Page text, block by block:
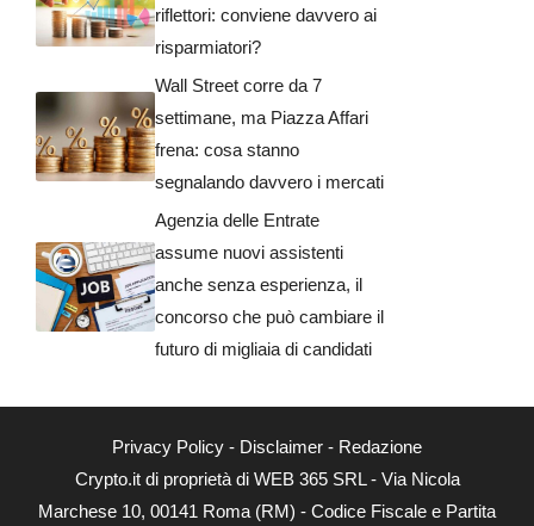
riflettori: conviene davvero ai
risparmiatori?
Wall Street corre da 7
settimane, ma Piazza Affari
frena: cosa stanno
segnalando davvero i mercati
Agenzia delle Entrate
assume nuovi assistenti
anche senza esperienza, il
concorso che può cambiare il
futuro di migliaia di candidati
Privacy Policy - Disclaimer - Redazione
Crypto.it di proprietà di WEB 365 SRL - Via Nicola
Marchese 10, 00141 Roma (RM) - Codice Fiscale e Partita